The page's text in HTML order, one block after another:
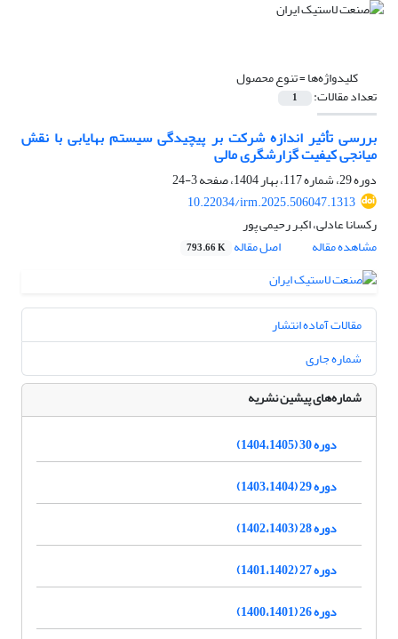
کلیدواژه‌ها =تنوع محصول
تعداد مقالات: 1
بررسی تأثیر اندازه شرکت بر پیچیدگی سیستم بهایابی با نقش
میانجی کیفیت گزارشگری مالی
دوره 29، شماره 117، بهار 1404، صفحه
3-24
10.22034/irm.2025.506047.1313
رکسانا عادلی، اکبر رحیمی پور
مشاهده مقاله
اصل مقاله 793.66 K
مقالات آماده انتشار
شماره جاری
شماره‌های پیشین نشریه
دوره 30 (1404،1405)
دوره 29 (1403،1404)
دوره 28 (1402،1403)
دوره 27 (1401،1402)
دوره 26 (1400،1401)